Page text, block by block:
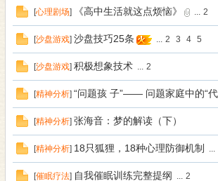
[心理剧场] 《高中生活就这点烦恼》 ... 2
[沙盘游戏] 沙盘技巧25条 ... 2 3 4 5
[沙盘游戏] 积极想象技术 ... 2
[精神分析] “问题孩 子”—— 问题家庭中的“
[精神分析] 张海音：梦的解读（下）
[精神分析] 18只狐狸，18种心理防御机制 ...
[催眠疗法] 自我催眠训练完整提纲 ... 2